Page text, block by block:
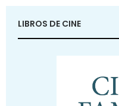
LIBROS DE CINE